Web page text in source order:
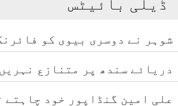
ڈیلی بائیٹس
شوہر نے دوسری بیوی کو
دریائے سندھ پر متنازع
علی امین گنڈاپور خود چاہتے